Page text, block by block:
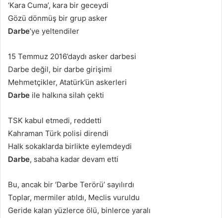
‘Kara Cuma’, kara bir geceydi
Gözü dönmüş bir grup asker
Darbe’ye yeltendiler
15 Temmuz 2016’daydı asker darbesi
Darbe değil, bir darbe girişimi
Mehmetçikler, Atatürk’ün askerleri
Darbe ile halkına silah çekti
TSK kabul etmedi, reddetti
Kahraman Türk polisi direndi
Halk sokaklarda birlikte eylemdeydi
Darbe, sabaha kadar devam etti
Bu, ancak bir ‘Darbe Terörü’ sayılırdı
Toplar, mermiler atıldı, Meclis vuruldu
Geride kalan yüzlerce ölü, binlerce yaralı